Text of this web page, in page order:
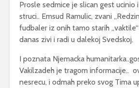
Prosle sedmice je slican gest ucinio
struci.. Emsud Ramulic, zvani
fudbaler iz onih tamo starih
danas zivi i radi u dalekoj Svedskoj.
I poznata Njemacka
Vakilzadeh je tragom informacije..
nesrecu, i odmah preko svog Tima